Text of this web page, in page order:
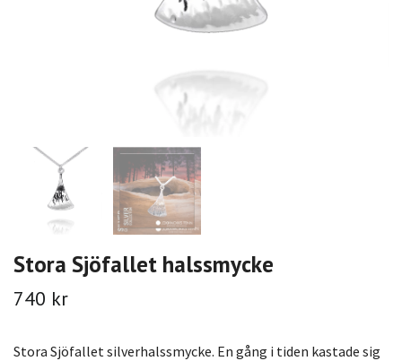
Stora Sjöfallet halssmycke
740 kr
Stora Sjöfallet silverhalssmycke. En gång i tiden kastade sig